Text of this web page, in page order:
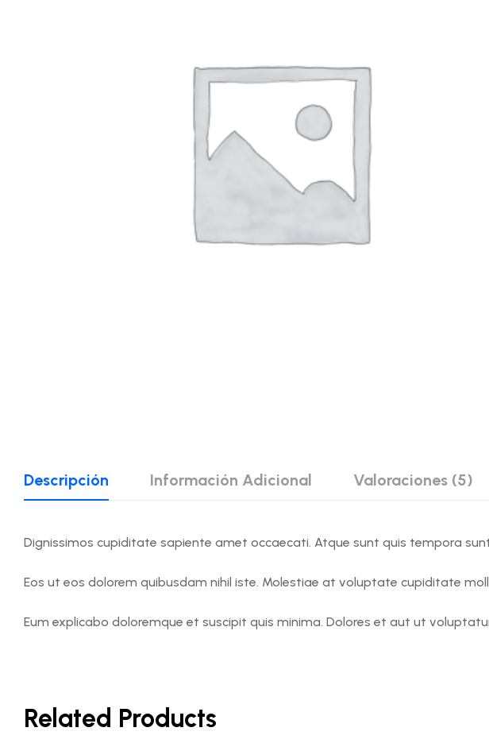
Descripción Información Adicional Valoraciones (5)
Dignissimos cupiditate sapiente amet occaecati. Atque sunt quis tempora
Eos ut eos dolorem quibusdam nihil iste. Molestiae at voluptate cupiditate
Eum explicabo doloremque et suscipit quis minima. Dolores et aut ut
Related Products